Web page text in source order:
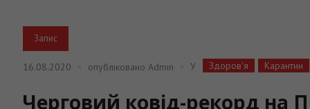
Запис
16.08.2020 опублікованоAdmin У Здоров'я Карантин
Черговий ковід-рекорд на